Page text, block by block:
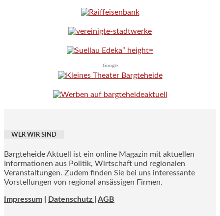
Google
WER WIR SIND
Bargteheide Aktuell ist ein online Magazin mit aktuellen
Informationen aus Politik, Wirtschaft und regionalen
Veranstaltungen. Zudem finden Sie bei uns interessante
Vorstellungen von regional ansässigen Firmen.
Impressum Datenschutz | AGB